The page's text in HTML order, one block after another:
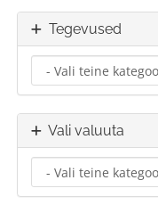
Tegevused
Vali valuuta